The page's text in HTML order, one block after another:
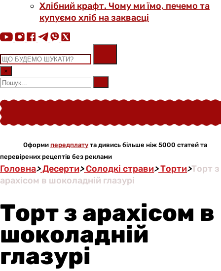
Хлібний крафт. Чому ми їмо, печемо та
купуємо хліб на заквасці
×
Оформи передплату та дивись більше ніж 5000 статей та
перевірених рецептів без реклами
Головна>Десерти>Солодкі страви>Торти>Торт з
арахісом в шоколадній глазурі
Торт з арахісом в
шоколадній
глазурі